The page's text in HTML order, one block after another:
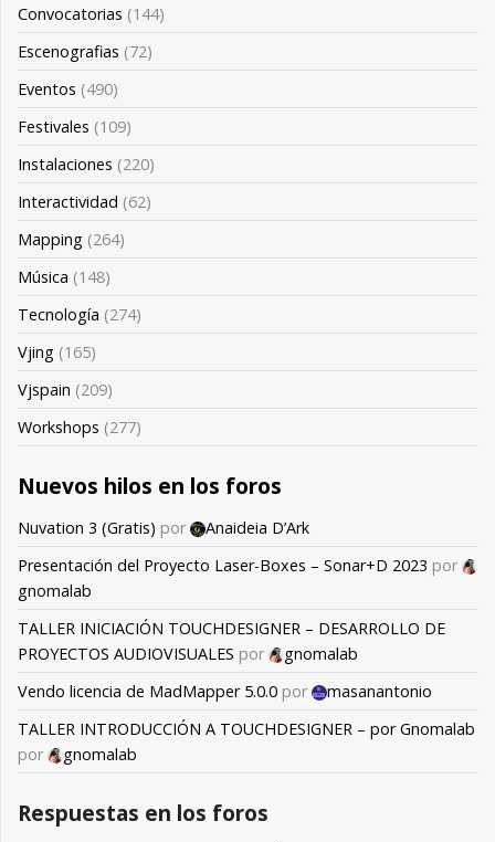
Convocatorias (144)
Escenografias (72)
Eventos (490)
Festivales (109)
Instalaciones (220)
Interactividad (62)
Mapping (264)
Música (148)
Tecnología (274)
Vjing (165)
Vjspain (209)
Workshops (277)
Nuevos hilos en los foros
Nuvation 3 (Gratis) por
Anaideia D’Ark
Presentación del Proyecto Laser-Boxes – Sonar+D 2023 por
gnomalab
TALLER INICIACIÓN TOUCHDESIGNER – DESARROLLO DE
PROYECTOS AUDIOVISUALES por
gnomalab
Vendo licencia de MadMapper 5.0.0 por
masanantonio
TALLER INTRODUCCIÓN A TOUCHDESIGNER – por Gnomalab
por
gnomalab
Respuestas en los foros